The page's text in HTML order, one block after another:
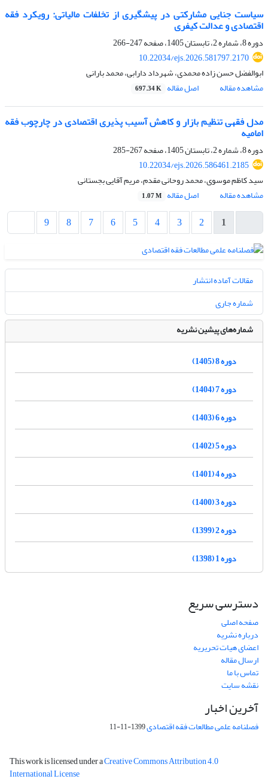
سیاست جنایی مشارکتی در پیشگیری از تخلفات مالیاتی: رویکرد فقه
اقتصادی و عدالت کیفری
دوره 8، شماره 2، تابستان 1405، صفحه
247-266
10.22034/ejs.2026.581797.2170
ابوالفضل حسن زاده محمدی، شهرداد دارابی، محمد بارانی
مشاهده مقاله
اصل مقاله 697.34 K
مدل فقهی تنظیم بازار و کاهش آسیب پذیری اقتصادی در چارچوب فقه
امامیه
دوره 8، شماره 2، تابستان 1405، صفحه
267-285
10.22034/ejs.2026.586461.2185
سید کاظم موسوی، محمد روحانی مقدم، مریم آقایی بجستانی
مشاهده مقاله
اصل مقاله 1.07 M
1
2
3
4
5
6
7
8
9
مقالات آماده انتشار
شماره جاری
شماره‌های پیشین نشریه
دوره 8 (1405)
دوره 7 (1404)
دوره 6 (1403)
دوره 5 (1402)
دوره 4 (1401)
دوره 3 (1400)
دوره 2 (1399)
دوره 1 (1398)
دسترسی سریع
صفحه اصلی
درباره نشریه
اعضای هیات تحریریه
ارسال مقاله
تماس با ما
نقشه سایت
آخرین اخبار
فصلنامه علمی مطالعات فقه اقتصادی1399-11-11
This work is licensed under aCreative Commons Attribution 4.0
International License